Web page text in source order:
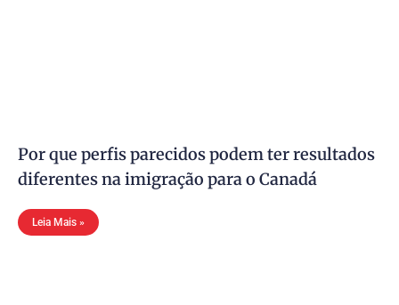
Por que perfis parecidos podem ter resultados
diferentes na imigração para o Canadá
Leia Mais »